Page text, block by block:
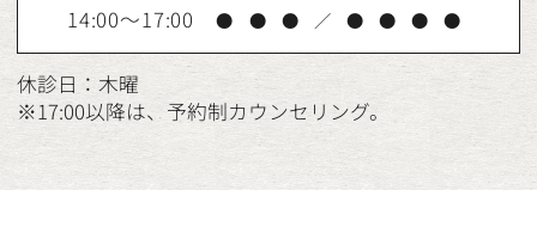
14:00～17:00 ● ● ● ／ ● ● ● ●
休診日：木曜
※17:00以降は、予約制カウンセリング。